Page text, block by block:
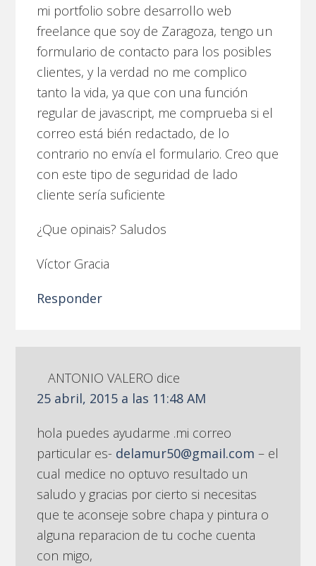
mi portfolio sobre desarrollo web
freelance que soy de Zaragoza, tengo un
formulario de contacto para los posibles
clientes, y la verdad no me complico
tanto la vida, ya que con una función
regular de javascript, me comprueba si el
correo está bién redactado, de lo
contrario no envía el formulario. Creo que
con este tipo de seguridad de lado
cliente sería suficiente
¿Que opinais? Saludos
Víctor Gracia
Responder
ANTONIO VALERO dice
25 abril, 2015 a las 11:48 AM
hola puedes ayudarme .mi correo
particular es- delamur50@gmail.com – el
cual medice no optuvo resultado un
saludo y gracias por cierto si necesitas
que te aconseje sobre chapa y pintura o
alguna reparacion de tu coche cuenta
con migo,